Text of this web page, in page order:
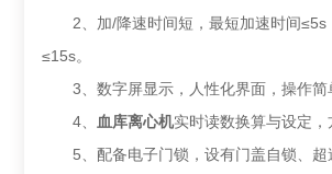
2、加/降速时间短，最短加速时间≤5s
≤15s。
3、数字屏显示，人性化界面，操作简
4、 血库离心机实时读数换算与设定，
5、配备电子门锁，设有门盖自锁、超